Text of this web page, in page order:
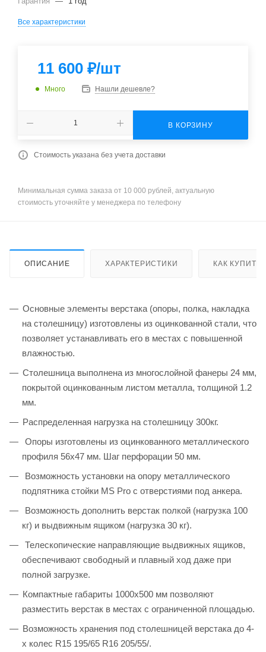
Все характеристики
11 600 ₽/шт
Много Нашли дешевле?
В КОРЗИНУ
Стоимость указана без учета доставки
Минимальная сумма заказа от 10 000 рублей, актуальную
стоимость уточняйте у менеджера по телефону
ОПИСАНИЕ ХАРАКТЕРИСТИКИ КАК КУПИТЬ
Основные элементы верстака (опоры, полка, накладка
на столешницу) изготовлены из оцинкованной стали, что
позволяет устанавливать его в местах с повышенной
влажностью.
Столешница выполнена из многослойной фанеры 24 мм,
покрытой оцинкованным листом металла, толщиной 1.2
мм.
Распределенная нагрузка на столешницу 300кг.
Опоры изготовлены из оцинкованного металлического
профиля 56х47 мм. Шаг перфорации 50 мм.
Возможность установки на опору металлического
подпятника стойки MS Pro c отверстиями под анкера.
Возможность дополнить верстак полкой (нагрузка 100
кг) и выдвижным ящиком (нагрузка 30 кг).
Телескопические направляющие выдвижных ящиков,
обеспечивают свободный и плавный ход даже при
полной загрузке.
Компактные габариты 1000х500 мм позволяют
разместить верстак в местах с ограниченной площадью.
Возможность хранения под столешницей верстака до 4-
х колес R15 195/65 R16 205/55/.